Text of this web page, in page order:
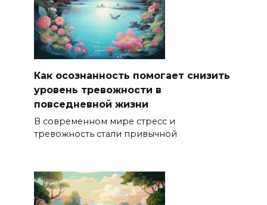
Как осознанность помогает снизить
уровень тревожности в
повседневной жизни
В современном мире стресс и
тревожность стали привычной